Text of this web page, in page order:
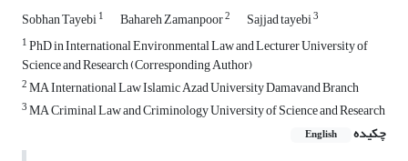
Sobhan Tayebi1 Bahareh Zamanpoor2 Sajjad tayebi3
1PhD in International Environmental Law and Lecturer University of
Science and Research (Corresponding Author)
2MA International Law Islamic Azad University Damavand Branch
3MA Criminal Law and Criminology University of Science and Research
چکیده
English